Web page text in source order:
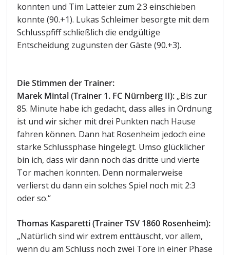
konnten und Tim Latteier zum 2:3 einschieben
konnte (90.+1). Lukas Schleimer besorgte mit dem
Schlusspfiff schließlich die endgültige
Entscheidung zugunsten der Gäste (90.+3).
Die Stimmen der Trainer:
Marek Mintal (Trainer 1. FC Nürnberg II): „Bis zur
85. Minute habe ich gedacht, dass alles in Ordnung
ist und wir sicher mit drei Punkten nach Hause
fahren können. Dann hat Rosenheim jedoch eine
starke Schlussphase hingelegt. Umso glücklicher
bin ich, dass wir dann noch das dritte und vierte
Tor machen konnten. Denn normalerweise
verlierst du dann ein solches Spiel noch mit 2:3
oder so.“
Thomas Kasparetti (Trainer TSV 1860 Rosenheim):
„Natürlich sind wir extrem enttäuscht, vor allem,
wenn du am Schluss noch zwei Tore in einer Phase